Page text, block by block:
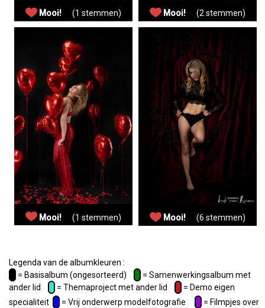
Mooi! (1 stemmen)
Mooi! (1 stemmen)
Mooi! (2 stemmen)
Mooi! (6 stemmen)
Legenda van de albumkleuren :
= Basisalbum (ongesorteerd)
= Samenwerkingsalbum met
ander lid
= Themaproject met ander lid
= Demo eigen
specialiteit
= Vrij onderwerp modelfotografie = Filmpjes over